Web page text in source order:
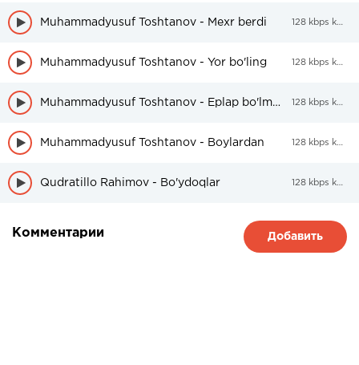
Muhammadyusuf Toshtanov - Mexr berdi 128 kbps kbps
Muhammadyusuf Toshtanov - Yor bo'ling 128 kbps kbps
Muhammadyusuf Toshtanov - Eplap bo'lmaydi 128 kbps kbps
Muhammadyusuf Toshtanov - Boylardan 128 kbps kbps
Qudratillo Rahimov - Bo'ydoqlar 128 kbps kbps
Комментарии Добавить